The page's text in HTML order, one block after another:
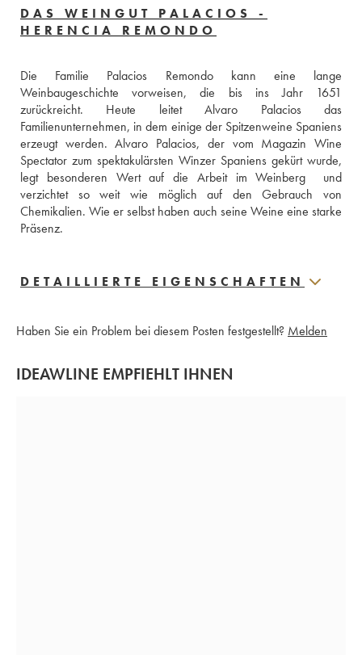
DAS WEINGUT PALACIOS -
HERENCIA REMONDO
Die Familie Palacios Remondo kann eine lange
Weinbaugeschichte vorweisen, die bis ins Jahr 1651
zurückreicht. Heute leitet Alvaro Palacios das
Familienunternehmen, in dem einige der Spitzenweine Spaniens
erzeugt werden. Alvaro Palacios, der vom Magazin Wine
Spectator zum spektakulärsten Winzer Spaniens gekürt wurde,
legt besonderen Wert auf die Arbeit im Weinberg  und
verzichtet so weit wie möglich auf den Gebrauch von
Chemikalien. Wie er selbst haben auch seine Weine eine starke
DETAILLIERTE EIGENSCHAFTEN
Haben Sie ein Problem bei diesem Posten festgestellt? Melden
IDEAWLINE EMPFIEHLT IHNEN